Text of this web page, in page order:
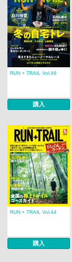
RUN + TRAIL Vol.46
購入
RUN + TRAIL Vol.44
購入